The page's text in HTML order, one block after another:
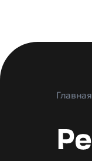
Главная